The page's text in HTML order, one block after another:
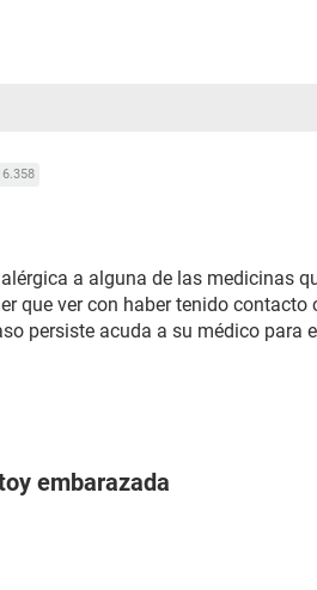
a alguna de las medicinas
que ver con haber tenido contacto
persiste acuda a su médico para
embarazada